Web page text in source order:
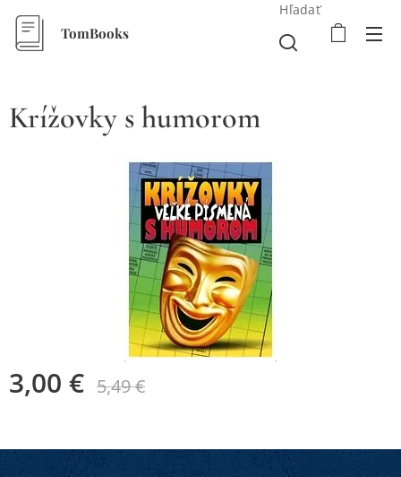
TomBooks
Hľadať
Krížovky s humorom
3,00 € 5,49€